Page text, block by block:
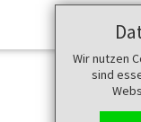
Wir nutzen
sind